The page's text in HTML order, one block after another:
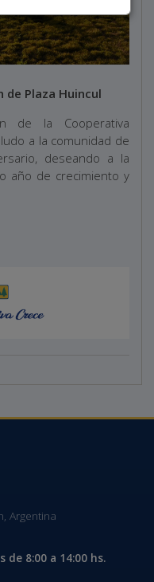
de Plaza Huincul
de la Cooperativa
a la comunidad de
deseando a la
año de crecimiento y
Argentina
de 8:00 a 14:00 hs.